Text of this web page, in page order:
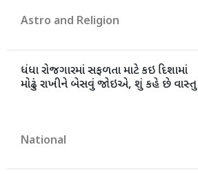
Astro and Religion
ધંધા રોજગારમાં સફળતા માટે કઇ દિશામાં
મોઢું રાખીને બેસવું જોઇએ, શું કહે છે વાસ્તુ
National